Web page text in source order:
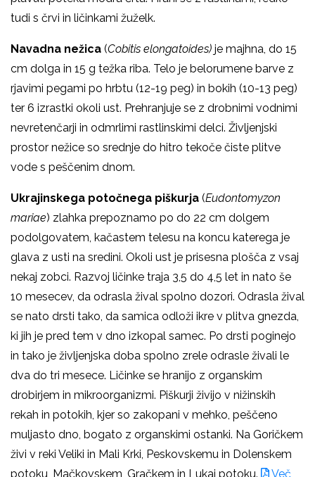
tudi s črvi in ličinkami žuželk.
Navadna nežica (Cobitis elongatoides) je majhna, do 15
cm dolga in 15 g težka riba. Telo je belorumene barve z
rjavimi pegami po hrbtu (12-19 peg) in bokih (10-13 peg)
ter 6 izrastki okoli ust. Prehranjuje se z drobnimi vodnimi
nevretenčarji in odmrlimi rastlinskimi delci. Življenjski
prostor nežice so srednje do hitro tekoče čiste plitve
vode s peščenim dnom.
Ukrajinskega potočnega piškurja (Eudontomyzon
mariae) zlahka prepoznamo po do 22 cm dolgem
podolgovatem, kačastem telesu na koncu katerega je
glava z usti na sredini. Okoli ust je prisesna plošča z vsaj
nekaj zobci. Razvoj ličinke traja 3,5 do 4,5 let in nato še
10 mesecev, da odrasla žival spolno dozori. Odrasla žival
se nato drsti tako, da samica odloži ikre v plitva gnezda,
ki jih je pred tem v dno izkopal samec. Po drsti poginejo
in tako je življenjska doba spolno zrele odrasle živali le
dva do tri mesece. Ličinke se hranijo z organskim
drobirjem in mikroorganizmi. Piškurji živijo v nižinskih
rekah in potokih, kjer so zakopani v mehko, peščeno
muljasto dno, bogato z organskimi ostanki. Na Goričkem
živi v reki Veliki in Mali Krki, Peskovskemu in Dolenskem
potoku, Mačkovskem, Gračkem in Lukaj potoku.
Več